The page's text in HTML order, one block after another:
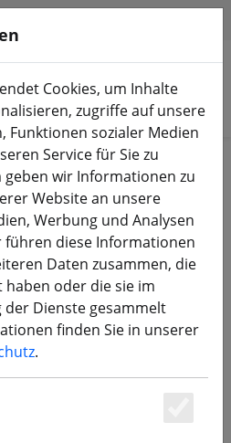
BNF & PNP
Analog Long
PNP
Cookies, um Inhalte
zugriffe auf unsere
Funktionen sozialer Medien
Service für Sie zu
wir Informationen zu
Website an unsere
Werbung und Analysen
diese Informationen
Daten zusammen, die
oder die sie im
Dienste gesammelt
finden Sie in unserer
.